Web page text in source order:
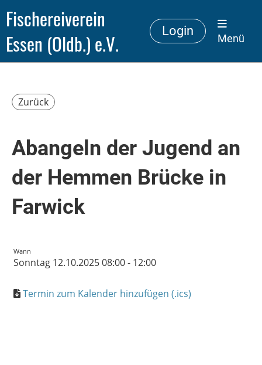
Fischereiverein
Essen (Oldb.) e.V.
Login
Menü
Zurück
Abangeln der Jugend an
der Hemmen Brücke in
Farwick
Wann
Sonntag 12.10.2025 08:00 - 12:00
Termin zum Kalender hinzufügen (.ics)